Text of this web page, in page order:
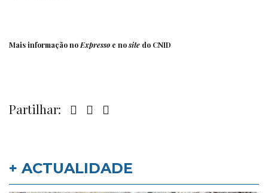
Mais informação noExpresso e nosite do CNID
Partilhar:
+ ACTUALIDADE